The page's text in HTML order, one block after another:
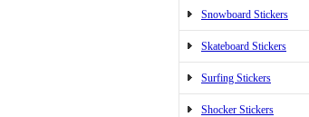
Snowboard Stickers
Skateboard Stickers
Surfing Stickers
Shocker Stickers